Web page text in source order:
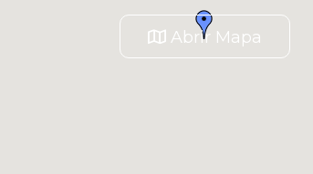
Abrir Mapa